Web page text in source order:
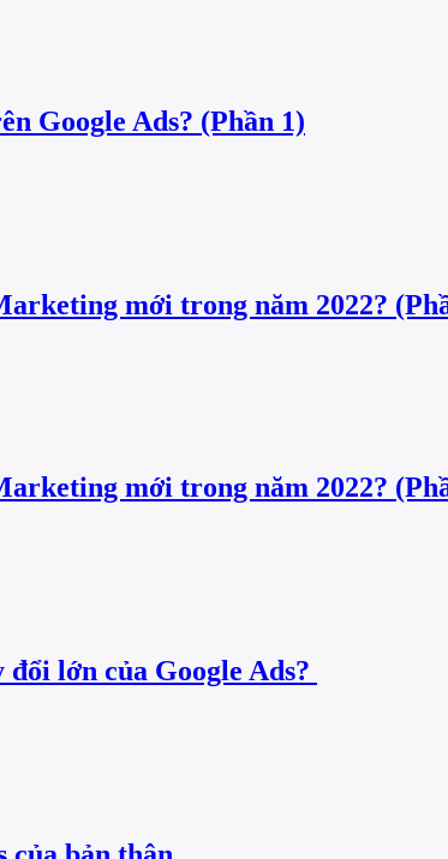
Google Ads? (Phần 1)
mới trong năm 2022?
mới trong năm 2022?
lớn của Google Ads?